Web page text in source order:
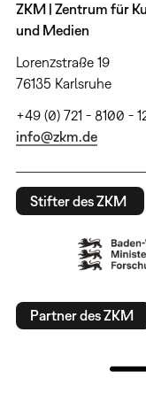
ZKM | Zentrum für
und Medien
Lorenzstraße 19
76135 Karlsruhe
+49 (0) 721 - 8100 -
info@zkm.de
Stifter des ZKM
Partner des ZKM